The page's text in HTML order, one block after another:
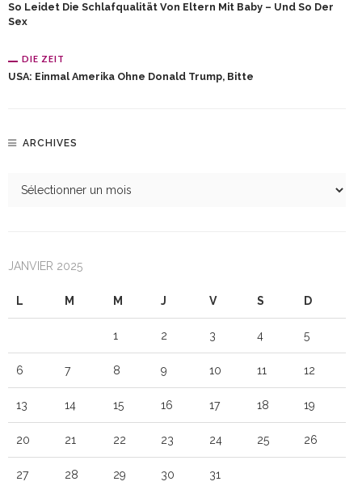
So Leidet Die Schlafqualität Von Eltern Mit Baby – Und So Der
Sex
DIE ZEIT
USA: Einmal Amerika Ohne Donald Trump, Bitte
ARCHIVES
JANVIER 2025
L M M J V S D
1 2 3 4 5
6 7 8 9 10 11 12
13 14 15 16 17 18 19
20 21 22 23 24 25 26
27 28 29 30 31